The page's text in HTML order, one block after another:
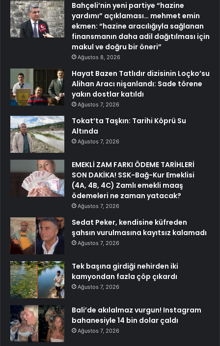
Bahçeli’nin yeni partiye “hazine
yardımı” açıklaması… mehmet emin
ekmen: “hazine aracılığıyla sağlanan
finansmanın daha adil dağıtılması için
makul ve doğru bir öneri”
Ağustos 8, 2026
Hayat Bazen Tatlıdır dizisinin Loçko’su
Alihan Aracı nişanlandı: Sade törene
yakın dostlar katıldı
Ağustos 7, 2026
Tokat’ta Taşkın: Tarihi Köprü Su
Altında
Ağustos 7, 2026
EMEKLİ ZAM FARKI ÖDEME TARİHLERİ
SON DAKİKA! SSK-Bağ-Kur Emeklisi
(4A, 4B, 4C) Zamlı emekli maaş
ödemeleri ne zaman yatacak?
Ağustos 7, 2026
Sedat Peker, kendisine küfreden
şahsın vurulmasına kayıtsız kalamadı
Ağustos 7, 2026
Tek başına girdiği nehirden iki
kamyondan fazla çöp çıkardı
Ağustos 7, 2026
Bali’de akılalmaz vurgun! Instagram
bahanesiyle 14 bin dolar çaldı
Ağustos 7, 2026